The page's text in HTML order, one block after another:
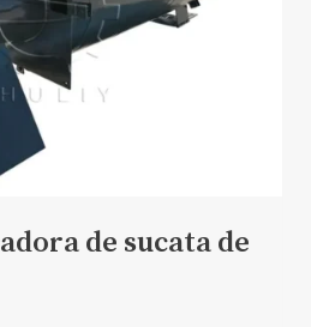
de sucata de